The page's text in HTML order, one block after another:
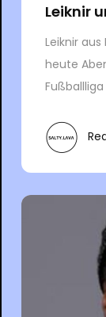
Leiknir
Leiknir
heute